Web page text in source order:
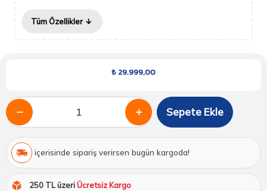
Tüm Özellikler
₺ 29.999,00
Sepete Ekle
içerisinde sipariş verirsen bugün kargoda!
250 TL üzeriÜcretsiz Kargo